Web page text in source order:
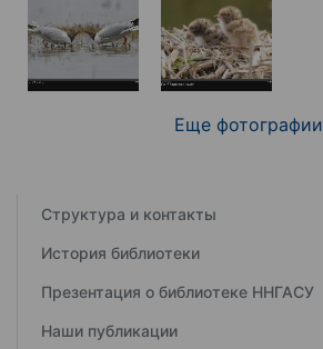
Еще фотографии
Структура и контакты
История библиотеки
Презентация о библиотеке ННГАСУ
Наши публикации